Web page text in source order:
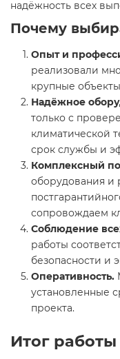
надёжность всех
Почему
Опыт и
реализовали
крупные
Надёжное
только с
климатической
срок службы и
Комплексный
оборудования и
сопровождаем
Соблюдение
работы
безопасности и
Оперативность.
установленные
проекта.
Итог работы